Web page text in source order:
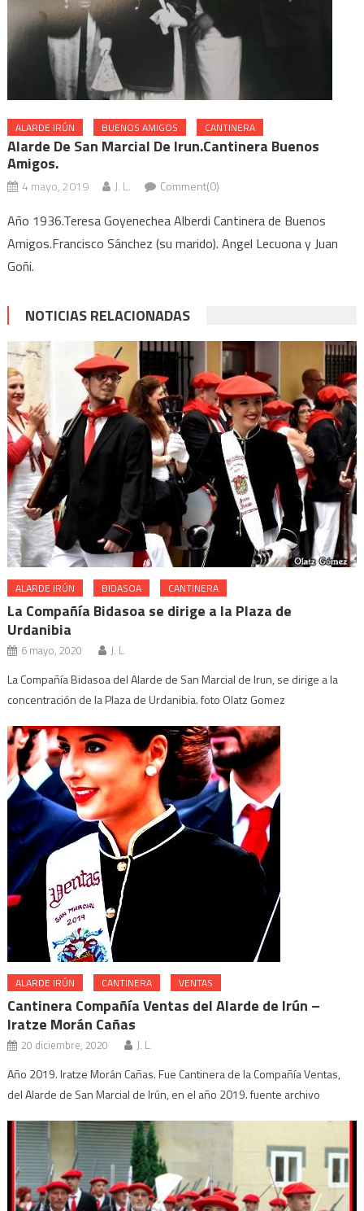
ALARDE IRÚN BUENOS AMIGOS CANTINERA
Alarde De San Marcial De Irun.Cantinera Buenos
Amigos.
4 mayo, 2019 J. L. Comment(0)
Año 1936.Teresa Goyenechea Alberdi Cantinera de Buenos
Amigos.Francisco Sánchez (su marido). Angel Lecuona y Juan
Goñi.
NOTICIAS RELACIONADAS
ALARDE IRÚN BIDASOA CANTINERA
La Compañía Bidasoa se dirige a la Plaza de
Urdanibia
6 mayo, 2020 J. L.
La Compañía Bidasoa del Alarde de San Marcial de Irun, se dirige a la
concentración de la Plaza de Urdanibia. foto Olatz Gomez
ALARDE IRÚN CANTINERA VENTAS
Cantinera Compañía Ventas del Alarde de Irún –
Iratze Morán Cañas
20 diciembre, 2020 J. L.
Año 2019. Iratze Morán Cañas. Fue Cantinera de la Compañía Ventas,
del Alarde de San Marcial de Irún, en el año 2019. fuente archivo